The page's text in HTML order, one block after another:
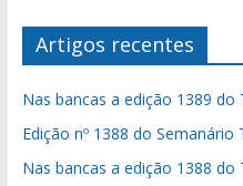
Artigos recentes
Nas bancas a edição 1389 do
Edição nº 1388 do Semanário
Nas bancas a edição 1388 do